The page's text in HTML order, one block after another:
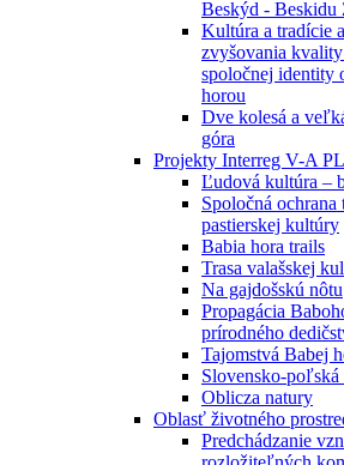
Beskýd - Beskidu
Kultúra a tradície
zvyšovania
spoločnej identity
horou
Dve kolesá a
góra
Projekty Interreg V-A
Ľudová kultúra –
Spoločná ochrana
pastierskej kultúry
Babia hora trails
Trasa valašskej
Na gajdošskú nôtu
Propagácia
prírodného
Tajomstvá Babej
Slovensko-
Oblicza natury
Oblasť životného
Predchádzanie